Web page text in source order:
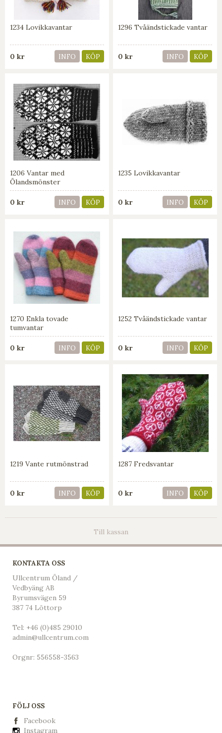
1234 Lovikkavantar
0 kr INFO KÖP
1296 Tvåändstickade vantar
0 kr INFO KÖP
1206 Vantar med
Ölandsmönster
0 kr INFO KÖP
1235 Lovikkavantar
0 kr INFO KÖP
1270 Enkla tovade
tumvantar
0 kr INFO KÖP
1252 Tvåändstickade vantar
0 kr INFO KÖP
1219 Vante rutmönstrad
0 kr INFO KÖP
1287 Fredsvantar
0 kr INFO KÖP
Till kassan
KONTAKTA OSS
Ullcentrum Öland /
Vedbyäng AB
Byrumsvägen 59
387 74 Löttorp
Tel: +46 (0)485 29010
admin@ullcentrum.com
Orgnr: 556558-3563
FÖLJ OSS
Facebook
Instagram